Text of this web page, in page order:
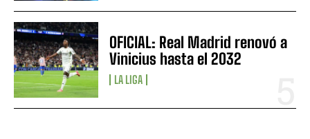
OFICIAL: Real Madrid renovó a
Vinicius hasta el 2032
LA LIGA